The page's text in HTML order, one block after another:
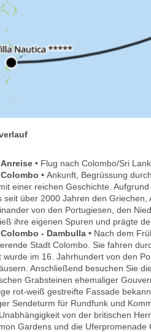
Anreise • Flug nach Colombo/Sri
Colombo • Ankunft, Begrüssung
einer reichen Geschichte.
seit über 2000 Jahren den
von den Portugiesen, den
ihre eigenen Spuren und prägte
Colombo - Dambulla • Nach dem
Stadt Colombo. Sie fahren
wurde im 16. Jahrhundert von den
Anschließend besuchen Sie
Grabsteinen ehemaliger
rot-weiß gestreifte Fassade
Sendeturm für Rundfunk und
von der britischen
Gardens und die